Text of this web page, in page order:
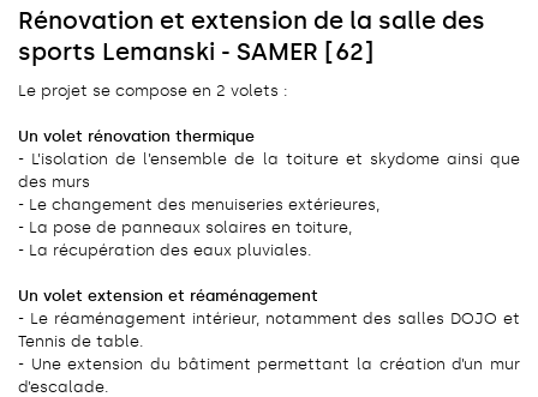
Rénovation et extension de la salle des
sports Lemanski - SAMER [62]
Le projet se compose en 2 volets :
Un volet rénovation thermique
- L’isolation de l’ensemble de la toiture et skydome ainsi que
des murs
- Le changement des menuiseries extérieures,
- La pose de panneaux solaires en toiture,
- La récupération des eaux pluviales.
Un volet extension et réaménagement
- Le réaménagement intérieur, notamment des salles DOJO et
Tennis de table.
- Une extension du bâtiment permettant la création d’un mur
d’escalade.